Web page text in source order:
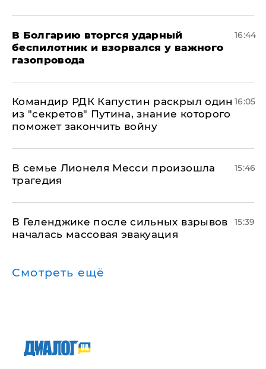
В Болгарию вторгся ударный
беспилотник и взорвался у важного
газопровода
16:44
Командир РДК Капустин раскрыл один
из "секретов" Путина, знание которого
поможет закончить войну
16:05
В семье Лионеля Месси произошла
трагедия
15:46
В Геленджике после сильных взрывов
началась массовая эвакуация
15:39
Смотреть ещё